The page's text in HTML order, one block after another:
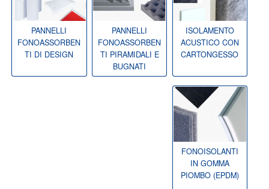
PANNELLI
FONOASSORBEN
TI DI DESIGN
PANNELLI
FONOASSORBEN
TI PIRAMIDALI E
BUGNATI
ISOLAMENTO
ACUSTICO CON
CARTONGESSO
FONOISOLANTI
IN GOMMA
PIOMBO (EPDM)